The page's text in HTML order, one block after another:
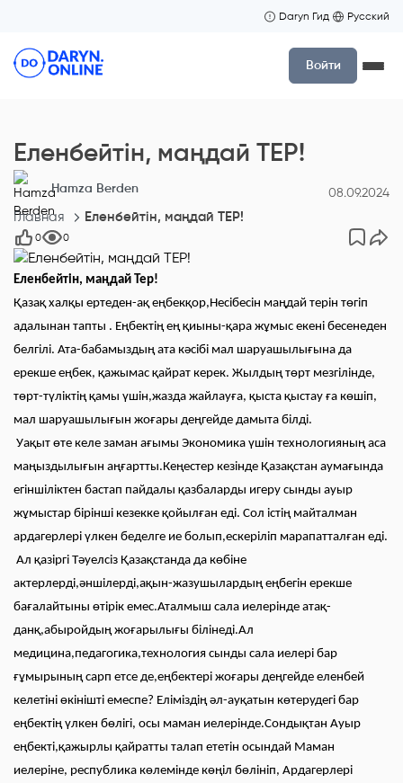
Daryn Гид Русский
Войти
Еленбейтін, маңдай ТЕР!
Hamza Berden 08.09.2024
Главная Еленбейтін, маңдай ТЕР!
0 0
Еленбейтін, маңдай Тер!
Қазақ халқы ертеден-ақ еңбекқор,Несібесін маңдай терін төгіп
адалынан тапты . Еңбектің ең қиыны-қара жұмыс екені бесенеден
белгілі. Ата-бабамыздың ата кәсібі мал шаруашылығына да
ерекше еңбек, қажымас қайрат керек. Жылдың төрт мезгілінде,
төрт-түліктің қамы үшін,жазда жайлауға, қыста қыстау ға көшіп,
мал шаруашылығын жоғары деңгейде дамыта білді.
Уақыт өте келе заман ағымы Экономика үшін технологияның аса
маңыздылығын аңғартты.Кеңестер кезінде Қазақстан аумағында
егіншіліктен бастап пайдалы қазбаларды игеру сынды ауыр
жұмыстар бірінші кезекке қойылған еді. Сол істің майталман
ардагерлері үлкен беделге ие болып,ескеріліп марапатталған еді.
Ал қазіргі Тәуелсіз Қазақстанда да көбіне
актерлерді,әншілерді,ақын-жазушылардың еңбегін ерекше
бағалайтыны өтірік емес.Аталмыш сала иелерінде атақ-
данқ,абыройдың жоғарылығы білінеді.Ал
медицина,педагогика,технология сынды сала иелері бар
ғұмырының сарп етсе де,еңбектері жоғары деңгейде еленбей
келетіні өкінішті емеспе? Еліміздің әл-ауқатын көтерудегі бар
еңбектің үлкен бөлігі, осы маман иелерінде.Сондықтан Ауыр
еңбекті,қажырлы қайратты талап ететін осындай Маман
иелеріне, республика көлемінде көңіл бөлініп, Ардагерлері